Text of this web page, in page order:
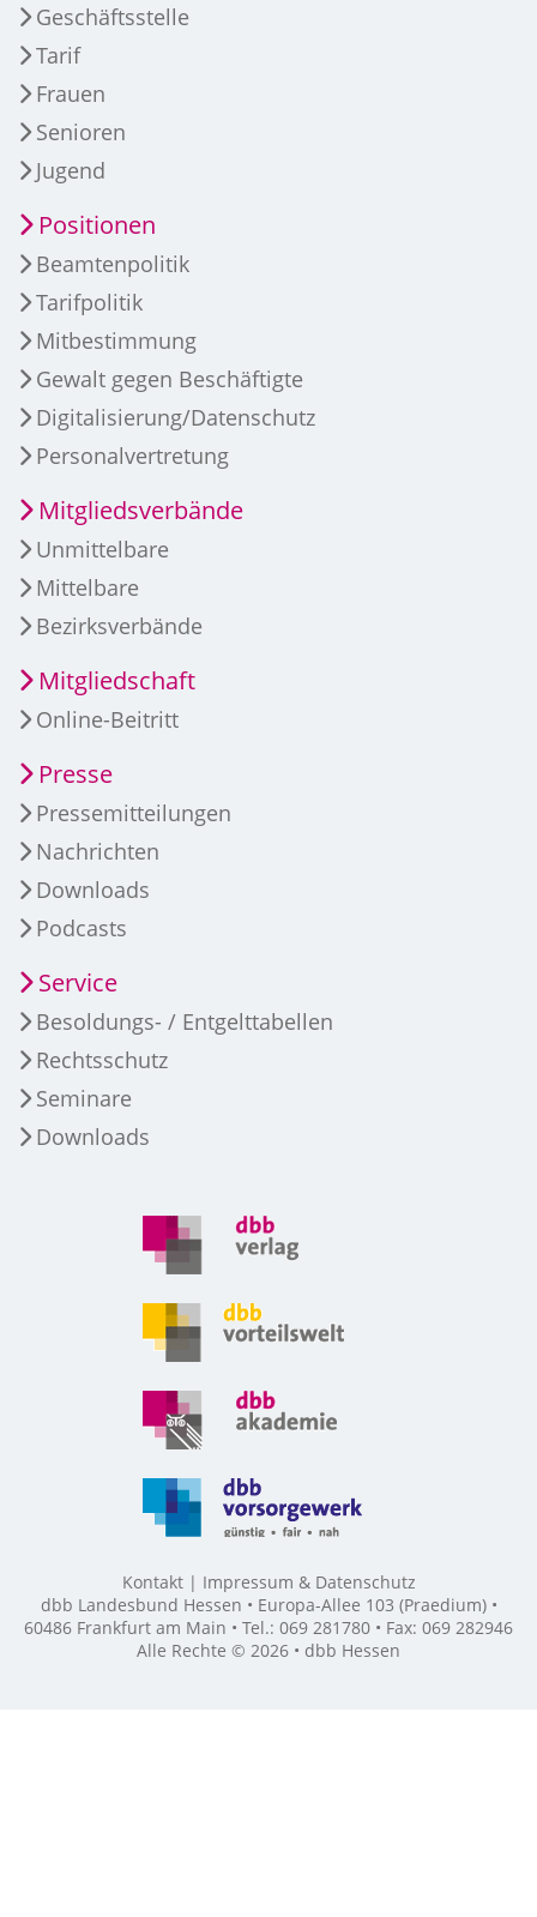
Geschäftsstelle
Tarif
Frauen
Senioren
Jugend
Positionen
Beamtenpolitik
Tarifpolitik
Mitbestimmung
Gewalt gegen Beschäftigte
Digitalisierung/Datenschutz
Personalvertretung
Mitgliedsverbände
Unmittelbare
Mittelbare
Bezirksverbände
Mitgliedschaft
Online-Beitritt
Presse
Pressemitteilungen
Nachrichten
Downloads
Podcasts
Service
Besoldungs- / Entgelttabellen
Rechtsschutz
Seminare
Downloads
Kontakt
Impressum & Datenschutz
dbb Landesbund Hessen • Europa-Allee 103 (Praedium) •
60486 Frankfurt am Main • Tel.: 069 281780 • Fax: 069 282946
Alle Rechte © 2026 • dbb Hessen